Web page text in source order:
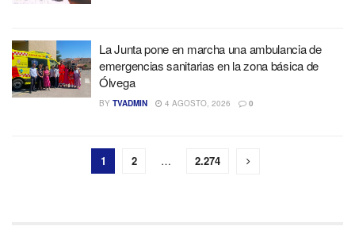
La Junta pone en marcha una ambulancia de
emergencias sanitarias en la zona básica de
Ólvega
BY TVADMIN 4 AGOSTO, 2026 0
1 2 … 2.274